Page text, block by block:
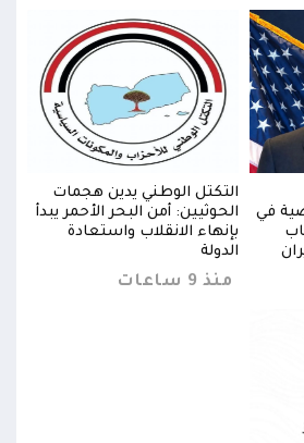
في
التكتل الوطني يدين هجمات
الحوثيين: أمن البحر الأحمر يبدأ
بإنهاء الانقلاب واستعادة
الدولة
منذ 9 ساعات